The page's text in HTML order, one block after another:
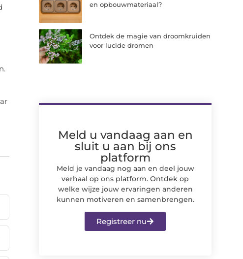
en opbouwmateriaal?
Ontdek de magie van droomkruiden
voor lucide dromen
Meld u vandaag aan en
sluit u aan bij ons
platform
Meld je vandaag nog aan en deel jouw
verhaal op ons platform. Ontdek op
welke wijze jouw ervaringen anderen
kunnen motiveren en samenbrengen.
Registreer nu